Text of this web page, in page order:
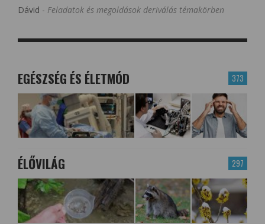
Dávid - Feladatok és megoldások deriválás témakörben
373
EGÉSZSÉG ÉS ÉLETMÓD
297
ÉLŐVILÁG